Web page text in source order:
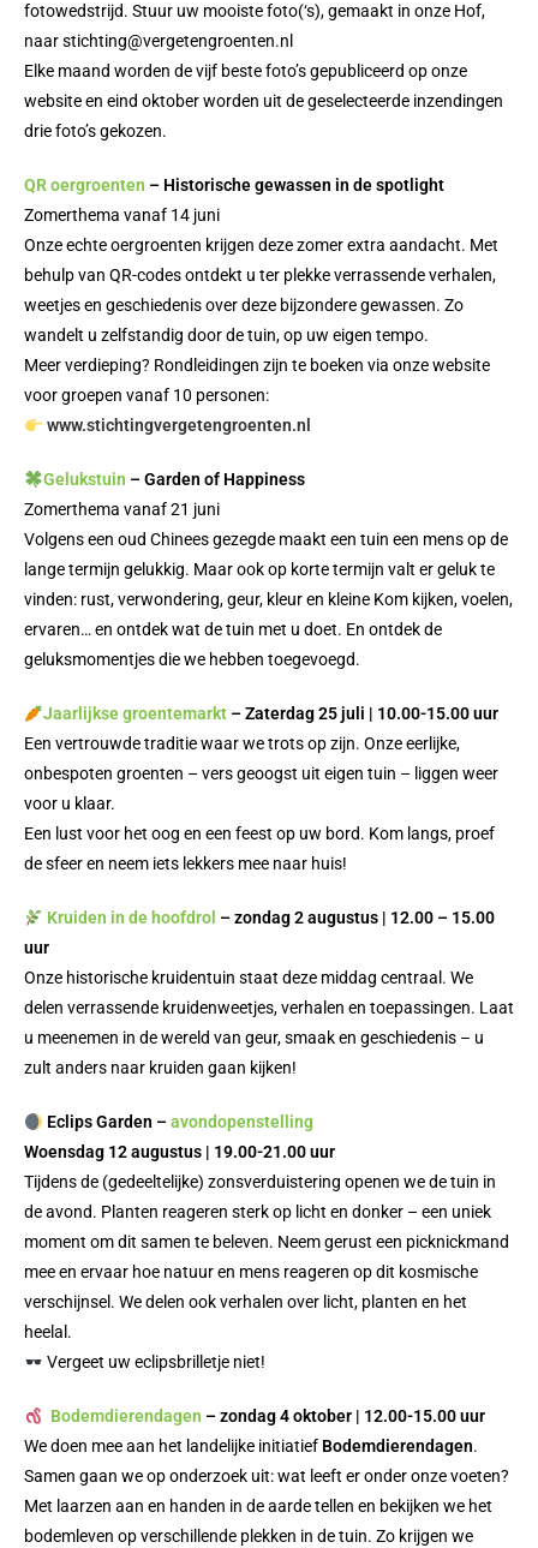
fotowedstrijd. Stuur uw mooiste foto(‘s), gemaakt in onze Hof,
naar stichting@vergetengroenten.nl
Elke maand worden de vijf beste foto’s gepubliceerd op onze
website en eind oktober worden uit de geselecteerde inzendingen
drie foto’s gekozen.
QR oergroenten – Historische gewassen in de spotlight
Zomerthema vanaf 14 juni
Onze echte oergroenten krijgen deze zomer extra aandacht. Met
behulp van QR-codes ontdekt u ter plekke verrassende verhalen,
weetjes en geschiedenis over deze bijzondere gewassen. Zo
wandelt u zelfstandig door de tuin, op uw eigen tempo.
Meer verdieping? Rondleidingen zijn te boeken via onze website
voor groepen vanaf 10 personen:
www.stichtingvergetengroenten.nl
Gelukstuin – Garden of Happiness
Zomerthema vanaf 21 juni
Volgens een oud Chinees gezegde maakt een tuin een mens op de
lange termijn gelukkig. Maar ook op korte termijn valt er geluk te
vinden: rust, verwondering, geur, kleur en kleine Kom kijken, voelen,
ervaren… en ontdek wat de tuin met u doet. En ontdek de
geluksmomentjes die we hebben toegevoegd.
Jaarlijkse groentemarkt–Zaterdag 25 juli | 10.00-15.00 uur
Een vertrouwde traditie waar we trots op zijn. Onze eerlijke,
onbespoten groenten – vers geoogst uit eigen tuin – liggen weer
voor u klaar.
Een lust voor het oog en een feest op uw bord. Kom langs, proef
de sfeer en neem iets lekkers mee naar huis!
Kruiden in de hoofdrol – zondag 2 augustus | 12.00 – 15.00
uur
Onze historische kruidentuin staat deze middag centraal. We
delen verrassende kruidenweetjes, verhalen en toepassingen. Laat
u meenemen in de wereld van geur, smaak en geschiedenis – u
zult anders naar kruiden gaan kijken!
Eclips Garden –avondopenstelling
Woensdag 12 augustus | 19.00-21.00 uur
Tijdens de (gedeeltelijke) zonsverduistering openen we de tuin in
de avond. Planten reageren sterk op licht en donker – een uniek
moment om dit samen te beleven. Neem gerust een picknickmand
mee en ervaar hoe natuur en mens reageren op dit kosmische
verschijnsel. We delen ook verhalen over licht, planten en het
heelal.
Vergeet uw eclipsbrilletje niet!
Bodemdierendagen – zondag 4 oktober | 12.00-15.00 uur
We doen mee aan het landelijke initiatief Bodemdierendagen.
Samen gaan we op onderzoek uit: wat leeft er onder onze voeten?
Met laarzen aan en handen in de aarde tellen en bekijken we het
bodemleven op verschillende plekken in de tuin. Zo krijgen we